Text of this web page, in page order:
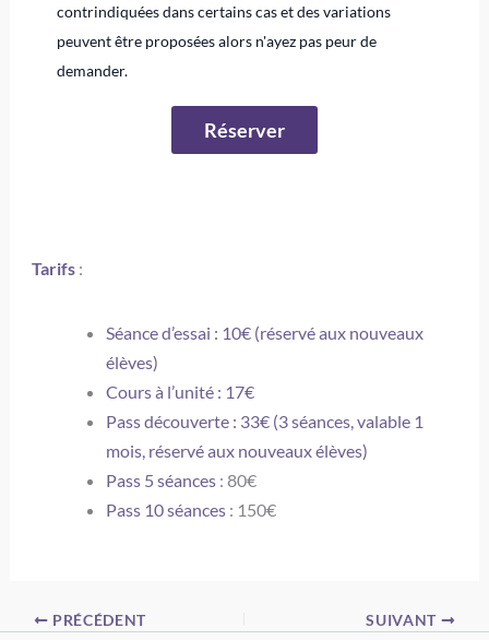
contrindiquées dans certains cas et des variations
peuvent être proposées alors n'ayez pas peur de
demander.
Tarifs:
Séance d’essai : 10€ (réservé aux nouveaux
élèves)
Cours à l’unité : 17€
Pass découverte : 33€ (3 séances, valable 1
mois, réservé aux nouveaux élèves)
Pass 5 séances: 80€
Pass 10 séances: 150€
PRÉCÉDENT SUIVANT